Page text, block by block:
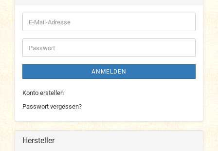
E-
Mail-
Adresse
Passwort
ANMELDEN
Konto erstellen
Passwort vergessen?
Hersteller